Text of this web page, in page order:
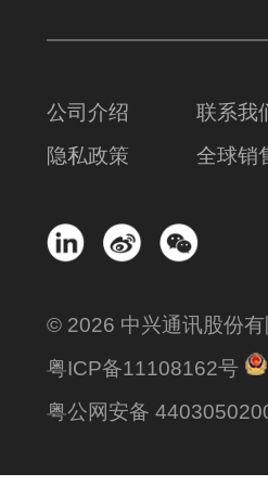
公司介绍 联系我
隐私政策
全球销
© 2026 中兴通讯股份
粤ICP备11108162号
粤公网安备